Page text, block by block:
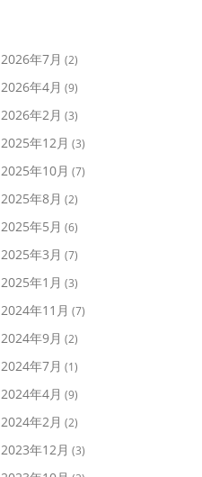
2026年7月 (2)
2026年4月 (9)
2026年2月 (3)
2025年12月 (3)
2025年10月 (7)
2025年8月 (2)
2025年5月 (6)
2025年3月 (7)
2025年1月 (3)
2024年11月 (7)
2024年9月 (2)
2024年7月 (1)
2024年4月 (9)
2024年2月 (2)
2023年12月 (3)